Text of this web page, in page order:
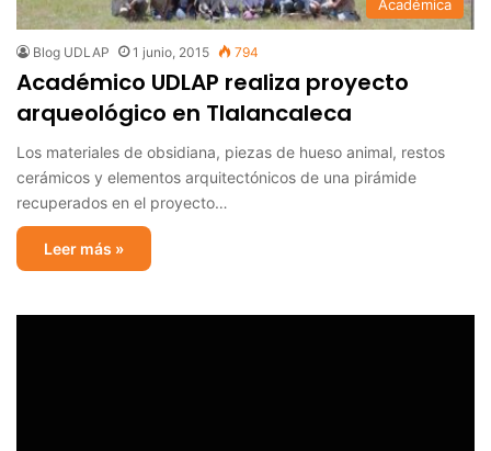
Académica
Blog UDLAP 1 junio, 2015 794
Académico UDLAP realiza proyecto
arqueológico en Tlalancaleca
Los materiales de obsidiana, piezas de hueso animal, restos
cerámicos y elementos arquitectónicos de una pirámide
recuperados en el proyecto…
Leer más »